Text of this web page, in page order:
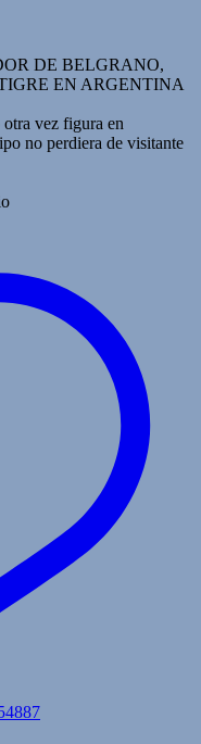
DE BELGRANO,
EN ARGENTINA
vez figura en
no perdiera de visitante